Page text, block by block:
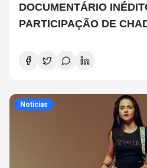
DOCUMENTÁRIO
PARTICIPAÇÃO DE
Noticias